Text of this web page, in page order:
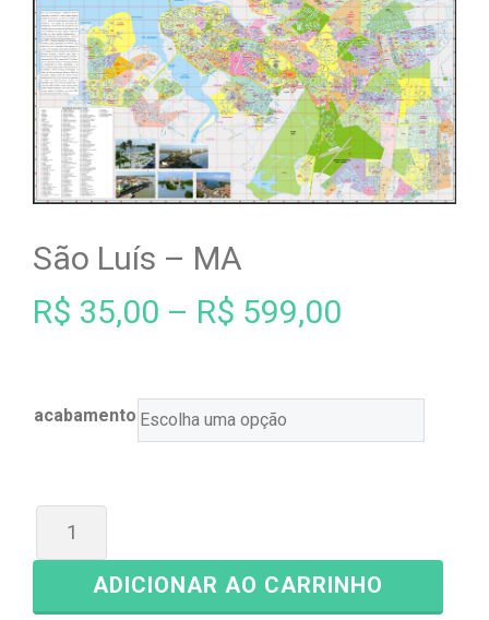
São Luís – MA
R$ 35,00 – R$ 599,00
acabamento
ADICIONAR AO CARRINHO